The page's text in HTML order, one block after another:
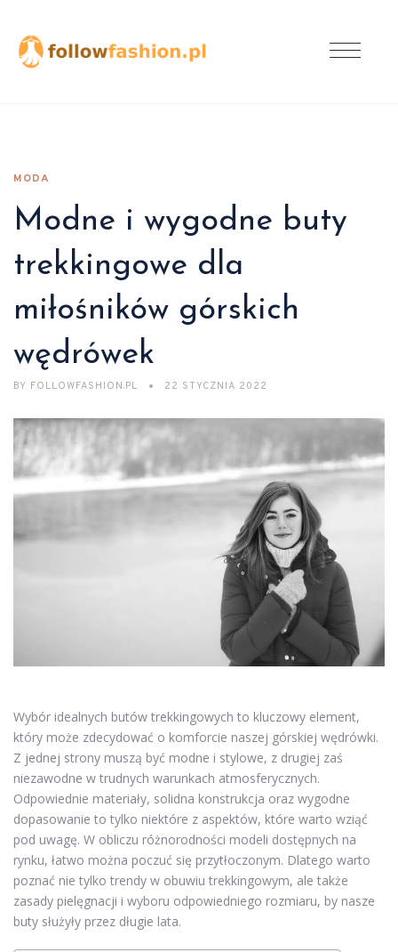
MODA
Modne i wygodne buty
trekkingowe dla
miłośników górskich
wędrówek
BY FOLLOWFASHION.PL 22 STYCZNIA 2022
Wybór idealnych butów trekkingowych to kluczowy element,
który może zdecydować o komforcie naszej górskiej wędrówki.
Z jednej strony muszą być modne i stylowe, z drugiej zaś
niezawodne w trudnych warunkach atmosferycznych.
Odpowiednie materiały, solidna konstrukcja oraz wygodne
dopasowanie to tylko niektóre z aspektów, które warto wziąć
pod uwagę. W obliczu różnorodności modeli dostępnych na
rynku, łatwo można poczuć się przytłoczonym. Dlatego warto
poznać nie tylko trendy w obuwiu trekkingowym, ale także
zasady pielęgnacji i wyboru odpowiedniego rozmiaru, by nasze
buty służyły przez długie lata.